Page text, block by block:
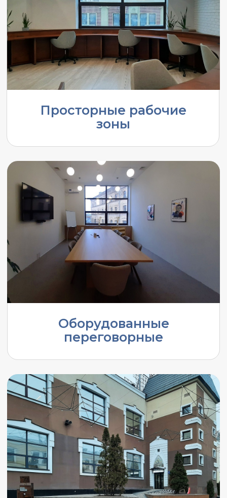
Юридический адрес
в БЦ класса В+
Бизнес-гостиная и зоны
отдыха
и ресепшен
Общая кухня со всей
необходимой
техникой